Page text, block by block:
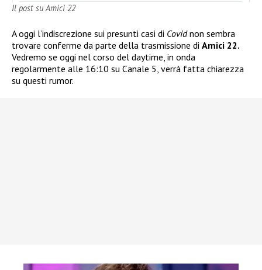
Il post su Amici 22
A oggi l’indiscrezione sui presunti casi di Covidnon sembra
trovare conferme da parte della trasmissione di Amici 22.
Vedremo se oggi nel corso del daytime, in onda
regolarmente alle 16:10 su Canale 5, verrà fatta chiarezza
su questi rumor.